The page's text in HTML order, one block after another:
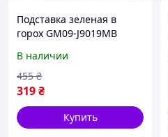
Подставка зеленая в
горох GM09-J9019MB
J9019MB
В наличии
319₴
455 ₴
Купить